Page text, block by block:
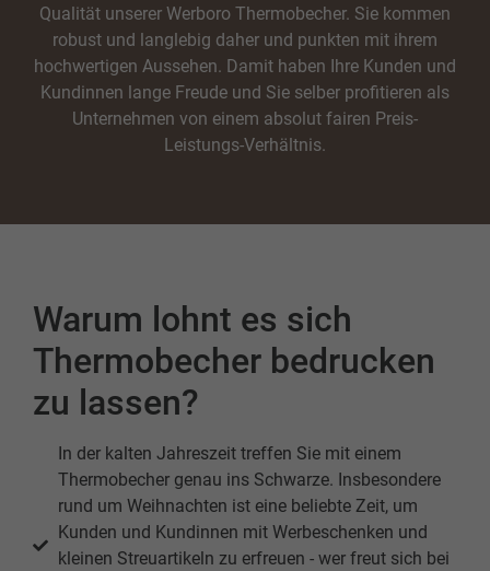
Qualität unserer Werboro Thermobecher. Sie kommen
robust und langlebig daher und punkten mit ihrem
hochwertigen Aussehen. Damit haben Ihre Kunden und
Kundinnen lange Freude und Sie selber profitieren als
Unternehmen von einem absolut fairen Preis-
Leistungs-Verhältnis.
Warum lohnt es sich
Thermobecher bedrucken
zu lassen?
In der kalten Jahreszeit treffen Sie mit einem
Thermobecher genau ins Schwarze. Insbesondere
rund um Weihnachten ist eine beliebte Zeit, um
Kunden und Kundinnen mit Werbeschenken und
kleinen Streuartikeln zu erfreuen - wer freut sich bei